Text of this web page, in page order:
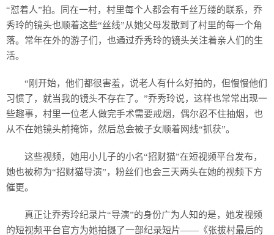
“怼着人”拍。同在一村，村里每个人都会有千丝万缕的联系，乔
秀玲的镜头也顺着这些“丝线”从她父母发散到了村里的每一个角
落。常年在外的游子们，也通过乔秀玲的镜头关注着亲人们的生
活。
“刚开始，他们都很害羞，说老人有什么好拍的，但慢慢他们
习惯了，就当我的镜头不存在了。”乔秀玲说，这样也常常出现一
些趣事，村里一位老人做完手术需要戒烟，偶尔忍不住抽烟，也
从不在她镜头前掩饰，然后总会被子女顺着网线“抓获”。
这些视频，她用小儿子的小名“招财猫”在短视频平台发布，
她也被称为“招财猫导演”，粉丝们也会三天两头在她的视频下方
催更。
真正让乔秀玲纪录片“导演”的身份广为人知的是，她发视频
的短视频平台官方为她拍摄了一部纪录短片——《张拔村最后的